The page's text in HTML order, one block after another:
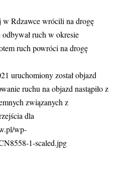
Rdzawce wrócili na drogę
ruch w okresie
ruch powróci na drogę
uruchomiony został objazd
ruchu na objazd nastąpiło z
związanych z
dla
wp-
1-scaled.jpg